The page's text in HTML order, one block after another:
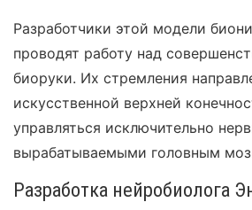
Разработчики этой модели
проводят работу над
биоруки. Их стремления
искусственной верхней
управляться исключительно
вырабатываемыми головным
Разработка нейробиолога